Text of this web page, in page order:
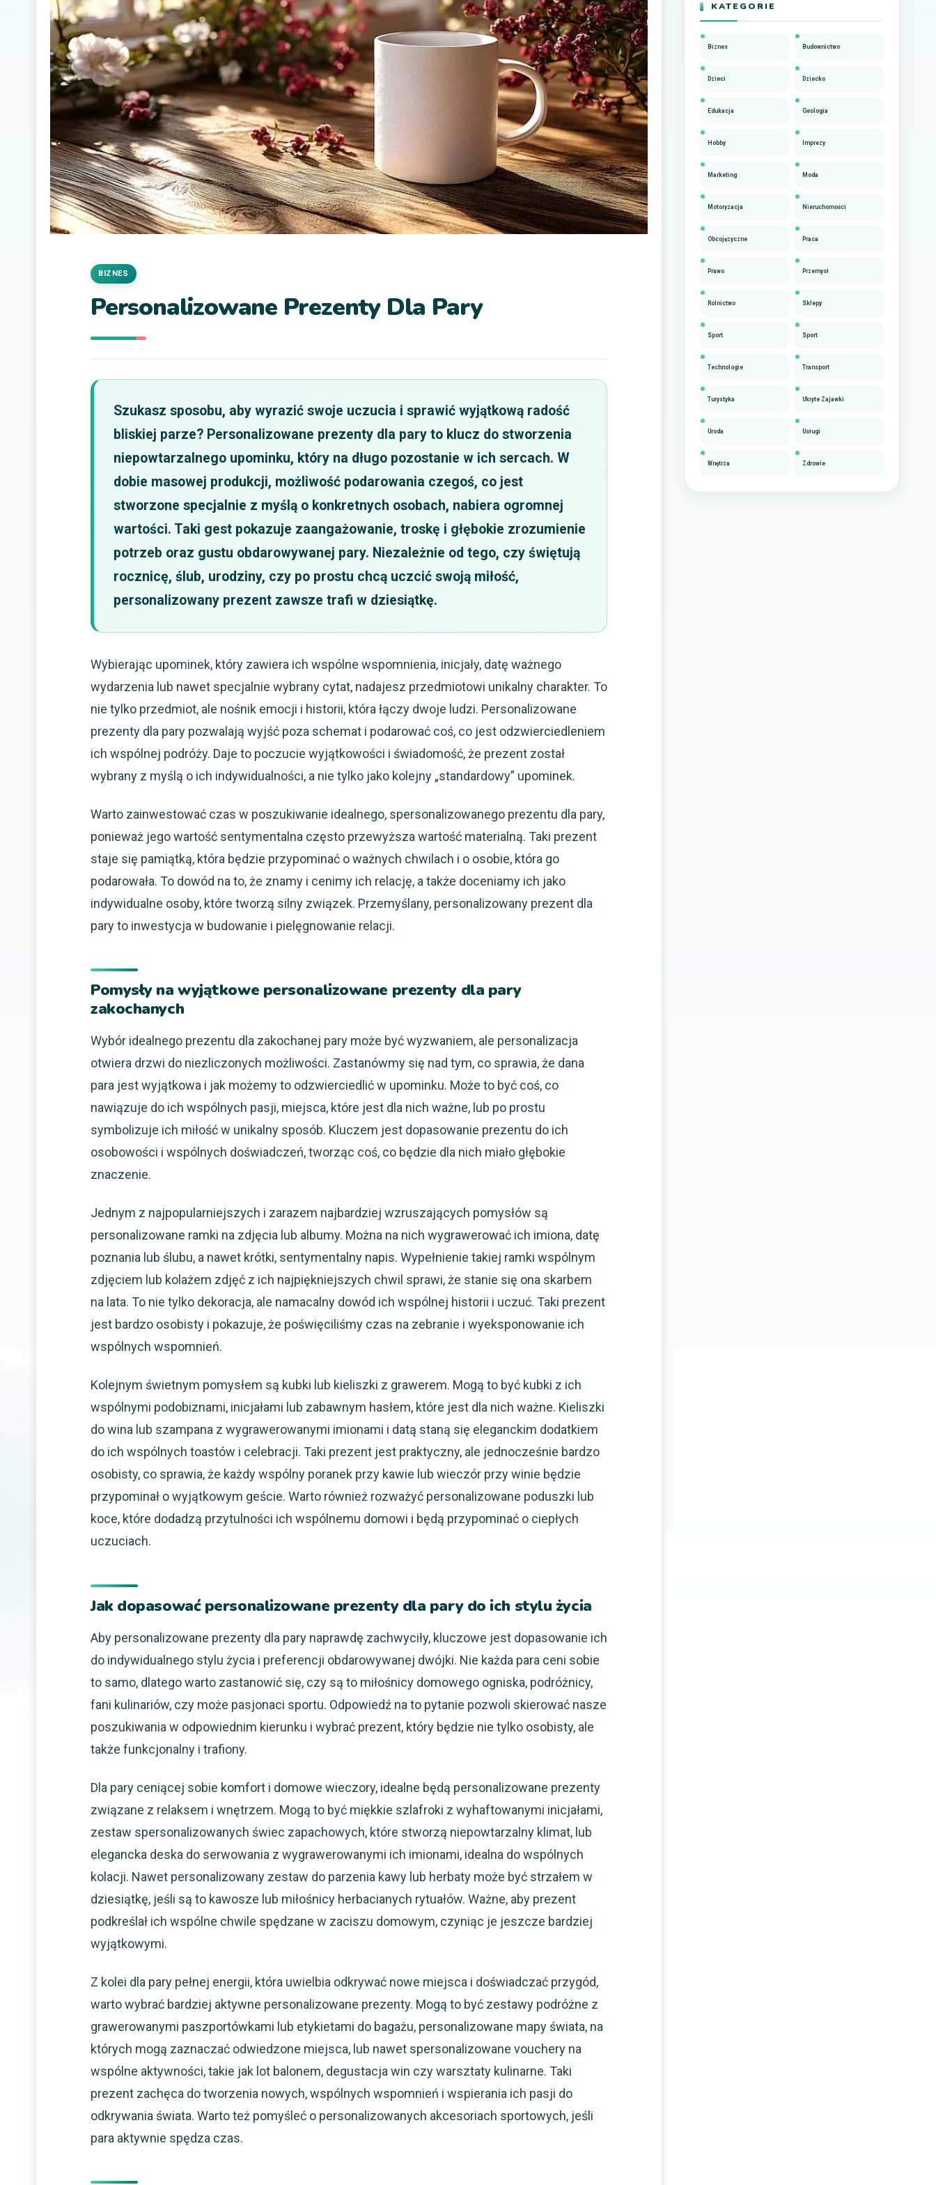
Personalizowane Prezenty Dla Pary
BIZNES
Szukasz sposobu, aby wyrazić swoje uczucia i sprawić wyjątkową radość
bliskiej parze? Personalizowane prezenty dla pary to klucz do stworzenia
niepowtarzalnego upominku, który na długo pozostanie w ich sercach. W
dobie masowej produkcji, możliwość podarowania czegoś, co jest
stworzone specjalnie z myślą o konkretnych osobach, nabiera ogromnej
wartości. Taki gest pokazuje zaangażowanie, troskę i głębokie zrozumienie
potrzeb oraz gustu obdarowywanej pary. Niezależnie od tego, czy świętują
rocznicę, ślub, urodziny, czy po prostu chcą uczcić swoją miłość,
personalizowany prezent zawsze trafi w dziesiątkę.
Wybierając upominek, który zawiera ich wspólne wspomnienia, inicjały, datę ważnego
wydarzenia lub nawet specjalnie wybrany cytat, nadajesz przedmiotowi unikalny charakter. To
nie tylko przedmiot, ale nośnik emocji i historii, która łączy dwoje ludzi. Personalizowane
prezenty dla pary pozwalają wyjść poza schemat i podarować coś, co jest odzwierciedleniem
ich wspólnej podróży. Daje to poczucie wyjątkowości i świadomość, że prezent został
wybrany z myślą o ich indywidualności, a nie tylko jako kolejny „standardowy” upominek.
Warto zainwestować czas w poszukiwanie idealnego, spersonalizowanego prezentu dla pary,
ponieważ jego wartość sentymentalna często przewyższa wartość materialną. Taki prezent
staje się pamiątką, która będzie przypominać o ważnych chwilach i o osobie, która go
podarowała. To dowód na to, że znamy i cenimy ich relację, a także doceniamy ich jako
indywidualne osoby, które tworzą silny związek. Przemyślany, personalizowany prezent dla
pary to inwestycja w budowanie i pielęgnowanie relacji.
Pomysły na wyjątkowe personalizowane prezenty dla pary
zakochanych
Wybór idealnego prezentu dla zakochanej pary może być wyzwaniem, ale personalizacja
otwiera drzwi do niezliczonych możliwości. Zastanówmy się nad tym, co sprawia, że dana
para jest wyjątkowa i jak możemy to odzwierciedlić w upominku. Może to być coś, co
nawiązuje do ich wspólnych pasji, miejsca, które jest dla nich ważne, lub po prostu
symbolizuje ich miłość w unikalny sposób. Kluczem jest dopasowanie prezentu do ich
osobowości i wspólnych doświadczeń, tworząc coś, co będzie dla nich miało głębokie
znaczenie.
Jednym z najpopularniejszych i zarazem najbardziej wzruszających pomysłów są
personalizowane ramki na zdjęcia lub albumy. Można na nich wygrawerować ich imiona, datę
poznania lub ślubu, a nawet krótki, sentymentalny napis. Wypełnienie takiej ramki wspólnym
zdjęciem lub kolażem zdjęć z ich najpiękniejszych chwil sprawi, że stanie się ona skarbem
na lata. To nie tylko dekoracja, ale namacalny dowód ich wspólnej historii i uczuć. Taki prezent
jest bardzo osobisty i pokazuje, że poświęciliśmy czas na zebranie i wyeksponowanie ich
wspólnych wspomnień.
Kolejnym świetnym pomysłem są kubki lub kieliszki z grawerem. Mogą to być kubki z ich
wspólnymi podobiznami, inicjałami lub zabawnym hasłem, które jest dla nich ważne. Kieliszki
do wina lub szampana z wygrawerowanymi imionami i datą staną się eleganckim dodatkiem
do ich wspólnych toastów i celebracji. Taki prezent jest praktyczny, ale jednocześnie bardzo
osobisty, co sprawia, że każdy wspólny poranek przy kawie lub wieczór przy winie będzie
przypominał o wyjątkowym geście. Warto również rozważyć personalizowane poduszki lub
koce, które dodadzą przytulności ich wspólnemu domowi i będą przypominać o ciepłych
uczuciach.
Jak dopasować personalizowane prezenty dla pary do ich stylu życia
Aby personalizowane prezenty dla pary naprawdę zachwyciły, kluczowe jest dopasowanie ich
do indywidualnego stylu życia i preferencji obdarowywanej dwójki. Nie każda para ceni sobie
to samo, dlatego warto zastanowić się, czy są to miłośnicy domowego ogniska, podróżnicy,
fani kulinariów, czy może pasjonaci sportu. Odpowiedź na to pytanie pozwoli skierować nasze
poszukiwania w odpowiednim kierunku i wybrać prezent, który będzie nie tylko osobisty, ale
także funkcjonalny i trafiony.
Dla pary ceniącej sobie komfort i domowe wieczory, idealne będą personalizowane prezenty
związane z relaksem i wnętrzem. Mogą to być miękkie szlafroki z wyhaftowanymi inicjałami,
zestaw spersonalizowanych świec zapachowych, które stworzą niepowtarzalny klimat, lub
elegancka deska do serwowania z wygrawerowanymi ich imionami, idealna do wspólnych
kolacji. Nawet personalizowany zestaw do parzenia kawy lub herbaty może być strzałem w
dziesiątkę, jeśli są to kawosze lub miłośnicy herbacianych rytuałów. Ważne, aby prezent
podkreślał ich wspólne chwile spędzane w zaciszu domowym, czyniąc je jeszcze bardziej
wyjątkowymi.
Z kolei dla pary pełnej energii, która uwielbia odkrywać nowe miejsca i doświadczać przygód,
warto wybrać bardziej aktywne personalizowane prezenty. Mogą to być zestawy podróżne z
grawerowanymi paszportówkami lub etykietami do bagażu, personalizowane mapy świata, na
których mogą zaznaczać odwiedzone miejsca, lub nawet spersonalizowane vouchery na
wspólne aktywności, takie jak lot balonem, degustacja win czy warsztaty kulinarne. Taki
prezent zachęca do tworzenia nowych, wspólnych wspomnień i wspierania ich pasji do
odkrywania świata. Warto też pomyśleć o personalizowanych akcesoriach sportowych, jeśli
para aktywnie spędza czas.
KATEGORIE
Biznes Budownictwo
Dzieci Dziecko
Edukacja Geologia
Hobby Imprezy
Marketing Moda
Motoryzacja Nieruchomości
Obcojęzyczne Praca
Prawo Przemysł
Rolnictwo Sklepy
Sport Sport
Technologie Transport
Turystyka Ukryte Zajawki
Uroda Usługi
Wnętrza Zdrowie